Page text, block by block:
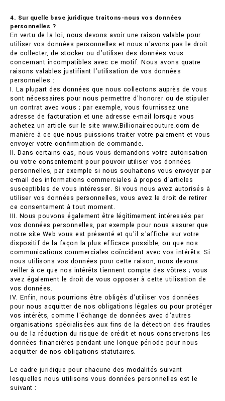
4. Sur quelle base juridique traitons-nous vos données
personnelles ?
En vertu de la loi, nous devons avoir une raison valable pour
utiliser vos données personnelles et nous n'avons pas le droit
de collecter, de stocker ou d'utiliser des données vous
concernant incompatibles avec ce motif. Nous avons quatre
raisons valables justifiant l'utilisation de vos données
personnelles :
I. La plupart des données que nous collectons auprès de vous
sont nécessaires pour nous permettre d'honorer ou de stipuler
un contrat avec vous ; par exemple, vous fournissez une
adresse de facturation et une adresse e-mail lorsque vous
achetez un article sur le site www.Billionairecouture.com de
manière à ce que nous puissions traiter votre paiement et vous
envoyer votre confirmation de commande.
II. Dans certains cas, nous vous demandons votre autorisation
ou votre consentement pour pouvoir utiliser vos données
personnelles, par exemple si nous souhaitons vous envoyer par
e-mail des informations commerciales à propos d'articles
susceptibles de vous intéresser. Si vous nous avez autorisés à
utiliser vos données personnelles, vous avez le droit de retirer
ce consentement à tout moment.
III. Nous pouvons également être légitimement intéressés par
vos données personnelles, par exemple pour nous assurer que
notre site Web vous est présenté et qu'il s'affiche sur votre
dispositif de la façon la plus efficace possible, ou que nos
communications commerciales coïncident avec vos intérêts. Si
nous utilisons vos données pour cette raison, nous devons
veiller à ce que nos intérêts tiennent compte des vôtres ; vous
avez également le droit de vous opposer à cette utilisation de
vos données.
IV. Enfin, nous pourrions être obligés d'utiliser vos données
pour nous acquitter de nos obligations légales ou pour protéger
vos intérêts, comme l'échange de données avec d'autres
organisations spécialisées aux fins de la détection des fraudes
ou de la réduction du risque de crédit et nous conserverons les
données financières pendant une longue période pour nous
acquitter de nos obligations statutaires.
Le cadre juridique pour chacune des modalités suivant
lesquelles nous utilisons vous données personnelles est le
suivant :